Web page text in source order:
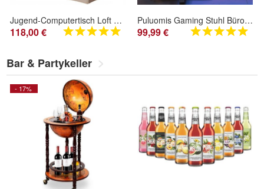
Jugend-Computertisch Loft weiß mit Regal, Regalböden und Schubladen
118,00 €
Puluomis Gaming Stuhl Bürostuhl mit USB Massage Drehstuhl Chefsessel Fußstütze 150kg
99,99 €
Bar & Partykeller
- 17%